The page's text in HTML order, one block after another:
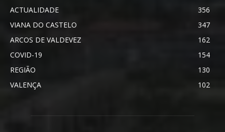
ACTUALIDADE
356
VIANA DO CASTELO
347
ARCOS DE VALDEVEZ
162
COVID-19
154
REGIÃO
130
VALENÇA
102